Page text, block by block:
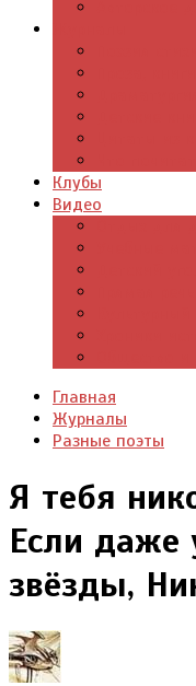
Клубы
Видео
Главная
Журналы
Разные поэты
Я тебя
Если даже
звёзды,